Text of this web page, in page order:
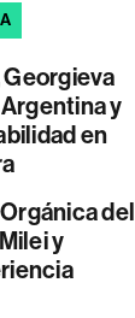
Georgieva
y
en
del
y